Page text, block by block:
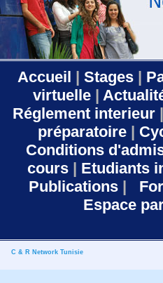
Accueil | Stages |
virtuelle |
Réglement interieur |
préparatoire |
Conditions
cours | Etudiants
Publications |
Espace
C & R Network Tunisie